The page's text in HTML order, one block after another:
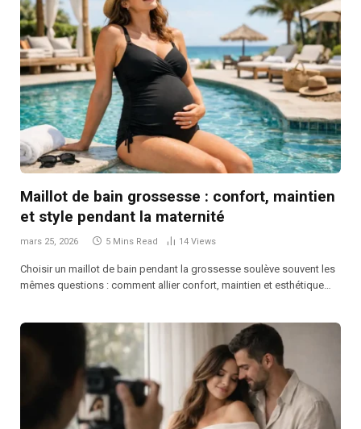
Maillot de bain grossesse : confort, maintien
et style pendant la maternité
mars 25, 2026 5 Mins Read 14 Views
Choisir un maillot de bain pendant la grossesse soulève souvent les
mêmes questions : comment allier confort, maintien et esthétique…